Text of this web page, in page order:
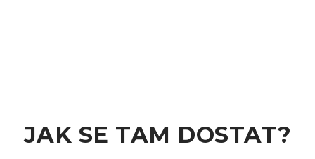
JAK SE TAM DOSTAT?